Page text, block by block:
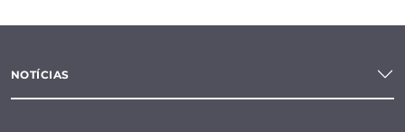
NOTÍCIAS